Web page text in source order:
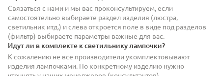
Связаться с нами и мы вас проконсультируем, если
самостоятельно выбираете раздел изделия (люстра,
светильник итд.) и слева откроется поле в виде под разделов
(фильтр) выбираете параметры важные для вас.
Идут ли в комплекте к светильнику лампочки?
К сожалению не все производители укомплектовывают
изделия лампочками. По конкретному изделию нужно